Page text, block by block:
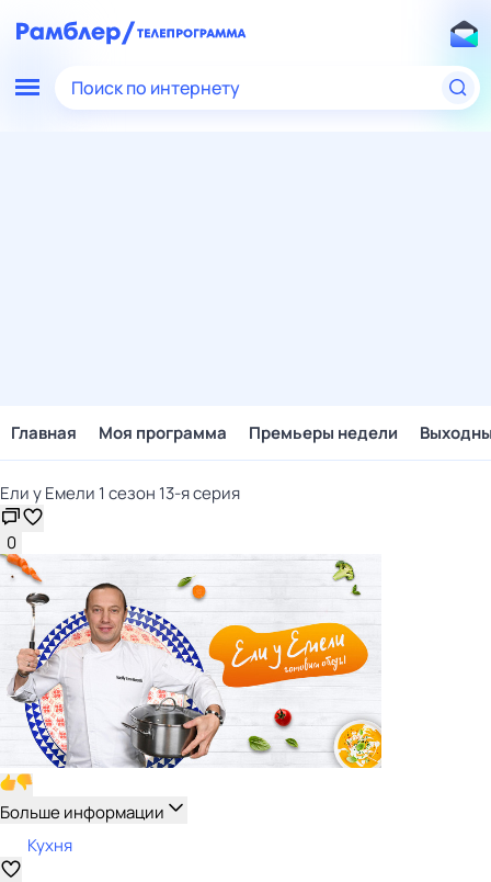
Поиск по интернету
Главная Моя программа Премьеры недели
Ели у Емели 1 сезон 13-я серия
0
Больше информации
Кухня